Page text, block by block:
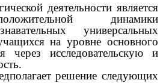
деятельности является
динамики
универсальных
на уровне основного
через исследовательскую и
решение следующих